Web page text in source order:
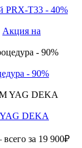
PRX-T33 - 40%
Акция на
- 90%
DEKA